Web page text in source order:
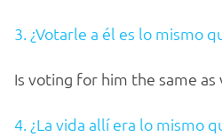
3. ¿Votarle a él es lo mismo
Is voting for him the same
4. ¿La vida allí era lo mismo